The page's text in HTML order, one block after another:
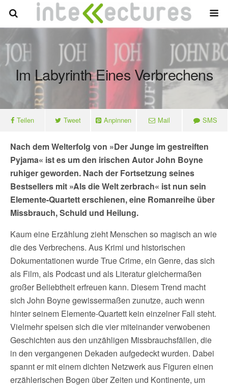
Im Labyrinth Eines Verbrechens
Teilen Tweet Anpinnen Mail SMS
Nach dem Welterfolg von »Der Junge im gestreiften
Pyjama« ist es um den irischen Autor John Boyne
ruhiger geworden. Nach der Fortsetzung seines
Bestsellers mit »Als die Welt zerbrach« ist nun sein
Elemente-Quartett erschienen, eine Romanreihe über
Missbrauch, Schuld und Heilung.
Kaum eine Erzählung zieht Menschen so magisch an wie
die des Verbrechens. Aus Krimi und historischen
Dokumentationen wurde True Crime, ein Genre, das sich
als Film, als Podcast und als Literatur gleichermaßen
großer Beliebtheit erfreuen kann. Diesem Trend macht
sich John Boyne gewissermaßen zunutze, auch wenn
hinter seinem Elemente-Quartett kein einzelner Fall steht.
Vielmehr speisen sich die vier miteinander verwobenen
Geschichten aus den unzähligen Missbrauchsfällen, die
in den vergangenen Dekaden aufgedeckt wurden. Dabei
spannt er mit einem dichten Netzwerk aus Figuren einen
erzählerischen Bogen über Zeiten und Kontinente, um